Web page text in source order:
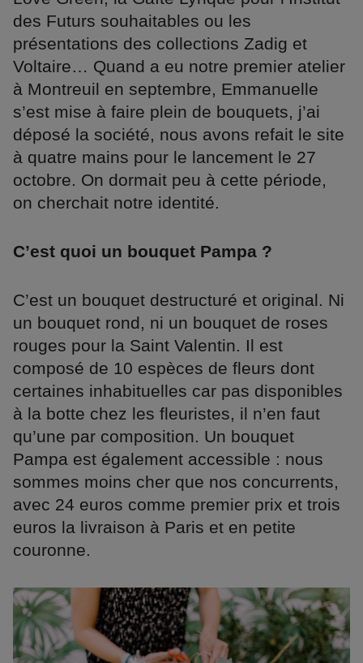
des Futurs souhaitables ou les
présentations des collections Zadig et
Voltaire… Quand a eu notre premier atelier
à Montreuil en septembre, Emmanuelle
s’est mise à faire plein de bouquets, j’ai
déposé la société, nous avons refait le site
à quatre mains pour le lancement le 27
octobre. On dormait peu à cette période,
on cherchait notre identité.
C’est quoi un bouquet Pampa ?
C’est un bouquet destructuré et original. Ni
un bouquet rond, ni un bouquet de roses
rouges pour la Saint Valentin. Il est
composé de 10 espèces de fleurs dont
certaines inhabituelles car pas disponibles
à la botte chez les fleuristes, il n’en faut
qu’une par composition. Un bouquet
Pampa est également accessible : nous
sommes moins cher que nos concurrents,
avec 24 euros comme premier prix et trois
euros la livraison à Paris et en petite
couronne.